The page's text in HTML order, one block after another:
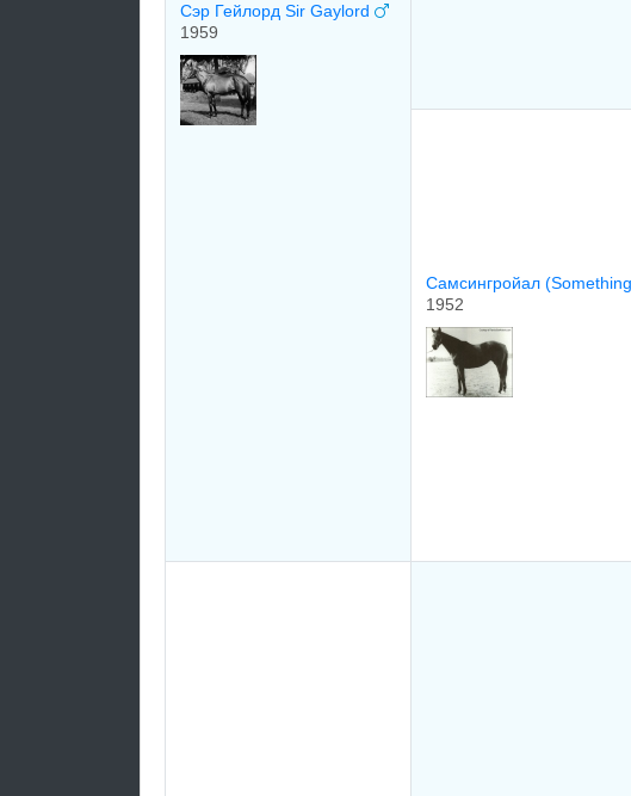
Сэр Гейлорд Sir Gaylord
1959
Самсингрoйал
1952